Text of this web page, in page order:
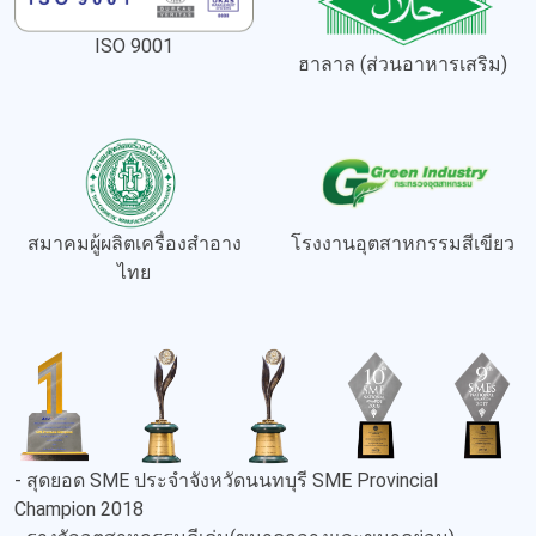
ISO 9001
ฮาลาล (ส่วนอาหารเสริม)
สมาคมผู้ผลิตเครื่องสำอาง
ไทย
โรงงานอุตสาหกรรมสีเขียว
- สุดยอด SME ประจำจังหวัดนนทบุรี SME Provincial
Champion 2018